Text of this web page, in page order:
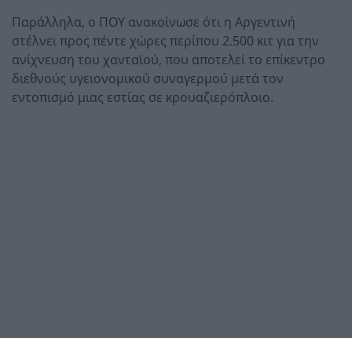
Παράλληλα, ο ΠΟΥ ανακοίνωσε ότι η Αργεντινή
στέλνει προς πέντε χώρες περίπου 2.500 κιτ για την
ανίχνευση του χανταϊού, που αποτελεί το επίκεντρο
διεθνούς υγειονομικού συναγερμού μετά τον
εντοπισμό μιας εστίας σε κρουαζιερόπλοιο.